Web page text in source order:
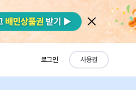
로그인 사용권